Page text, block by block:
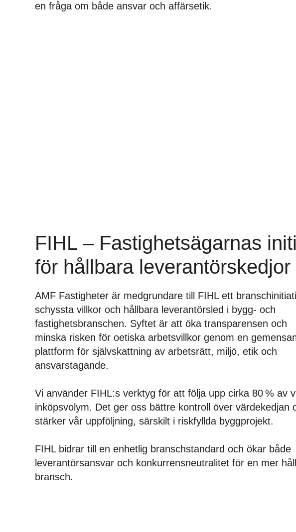
en fråga om både ansvar och affärsetik.
FIHL – Fastighetsägarnas
för hållbara leverantörskedjor
AMF Fastigheter är medgrundare till FIHL ett
schyssta villkor och hållbara leverantörsled i bygg- och
fastighetsbranschen. Syftet är att öka transparensen och
minska risken för oetiska arbetsvillkor genom en
plattform för självskattning av arbetsrätt, miljö, etik och
ansvarstagande.
Vi använder FIHL:s verktyg för att följa upp cirka 80 % av
inköpsvolym. Det ger oss bättre kontroll över värdekedjan
stärker vår uppföljning, särskilt i riskfyllda byggprojekt.
FIHL bidrar till en enhetlig branschstandard och ökar både
leverantörsansvar och konkurrensneutralitet för en mer
bransch.